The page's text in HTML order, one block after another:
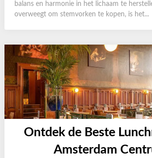
balans en harmonie in het lichaam te
overweegt om stemvorken te kopen, is het...
Ontdek de Beste
Amsterdam